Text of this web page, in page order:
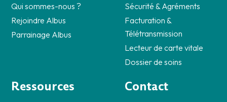
Qui sommes-nous ?
Rejoindre Albus
Parrainage Albus
Sécurité & Agréments
Facturation &
Télétransmission
Lecteur de carte vitale
Dossier de soins
Ressources Contact